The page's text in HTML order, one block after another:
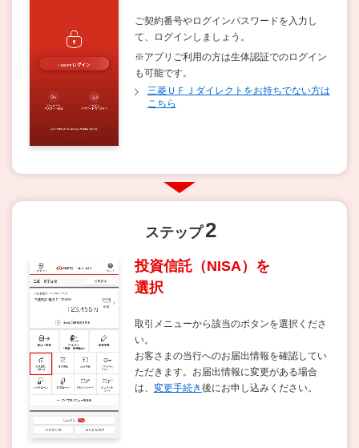
ご契約番号やログインパスワードを入力し
て、ログインしましょう。
※アプリご利用の方は生体認証でのログイン
も可能です。
三菱ＵＦＪダイレクトをお持ちでない方は
こちら
ステップ 2
投資信託（NISA）を
選択
取引メニューから該当のボタンを選択くださ
い。
お客さまの当行へのお届出情報を確認してい
ただきます。お届出情報に変更がある場合
は、 変更手続き後にお申し込みください。